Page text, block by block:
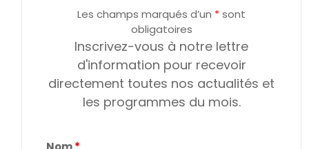
Les champs marqués d’un *sont
obligatoires
Inscrivez-vous à notre lettre
d'information pour recevoir
directement toutes nos actualités et
les programmes du mois.